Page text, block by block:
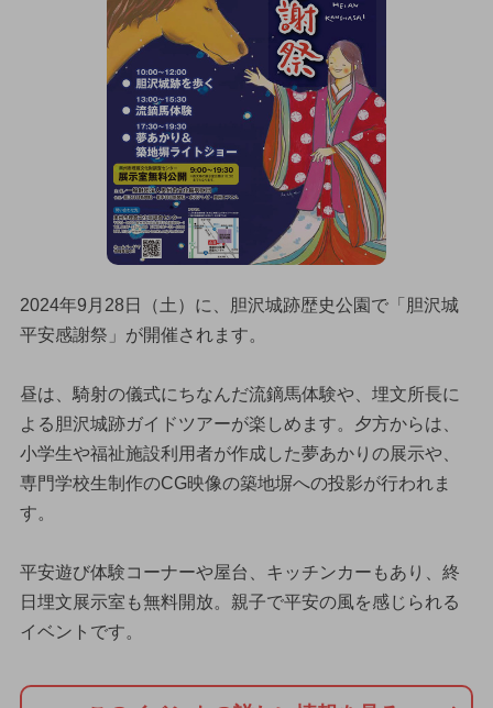
2024年9月28日（土）に、胆沢城跡歴史公園で「胆沢城
平安感謝祭」が開催されます。
昼は、騎射の儀式にちなんだ流鏑馬体験や、埋文所長に
よる胆沢城跡ガイドツアーが楽しめます。夕方からは、
小学生や福祉施設利用者が作成した夢あかりの展示や、
専門学校生制作のCG映像の築地塀への投影が行われま
す。
平安遊び体験コーナーや屋台、キッチンカーもあり、終
日埋文展示室も無料開放。親子で平安の風を感じられる
イベントです。